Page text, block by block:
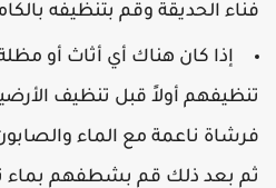
الحديقة وقم بتنظيفه
إذا كان هناك أي أثاث أو
أولاً قبل تنظيف
ناعمة مع الماء والصابون
بعد ذلك قم بشطفهم بماء